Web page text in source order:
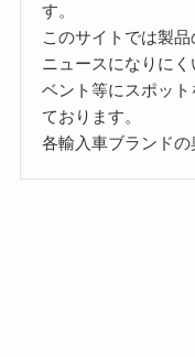
す。
このサイトでは製
ニュースになりに
ベント等にスポッ
ております。
各輸入車ブランドの